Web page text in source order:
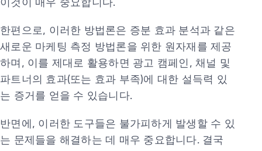
이것이 매우 중요합니다.
한편으로, 이러한 방법론은 증분 효과 분석과 같은
새로운 마케팅 측정 방법론을 위한 원자재를 제공
하며, 이를 제대로 활용하면 광고 캠페인, 채널 및
파트너의 효과(또는 효과 부족)에 대한 설득력 있
는 증거를 얻을 수 있습니다.
반면에, 이러한 도구들은 불가피하게 발생할 수 있
는 문제들을 해결하는 데 매우 중요합니다. 결국